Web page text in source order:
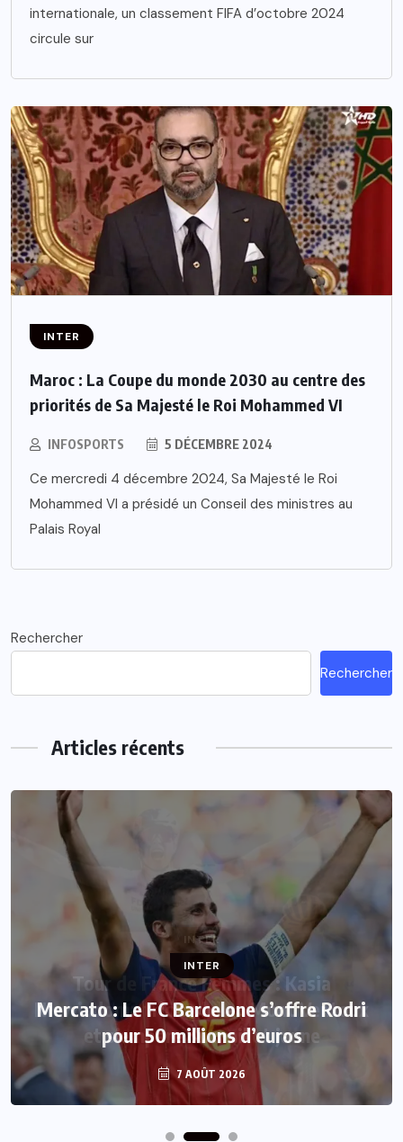
internationale, un classement FIFA d’octobre 2024
circule sur
INTER
Maroc : La Coupe du monde 2030 au centre des
priorités de Sa Majesté le Roi Mohammed VI
INFOSPORTS 5 DÉCEMBRE 2024
Ce mercredi 4 décembre 2024, Sa Majesté le Roi
Mohammed VI a présidé un Conseil des ministres au
Palais Royal
Rechercher
Rechercher
Articles récents
INTER
Mercato : Le FC Barcelone s’offre Rodri
pour 50 millions d’euros
7 AOÛT 2026